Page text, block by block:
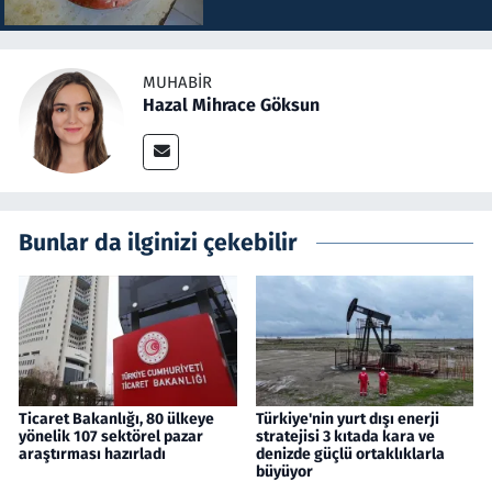
MUHABIR
Hazal Mihrace Göksun
Bunlar da ilginizi çekebilir
Ticaret Bakanlığı, 80 ülkeye
yönelik 107 sektörel pazar
araştırması hazırladı
Türkiye'nin yurt dışı enerji
stratejisi 3 kıtada kara ve
denizde güçlü ortaklıklarla
büyüyor